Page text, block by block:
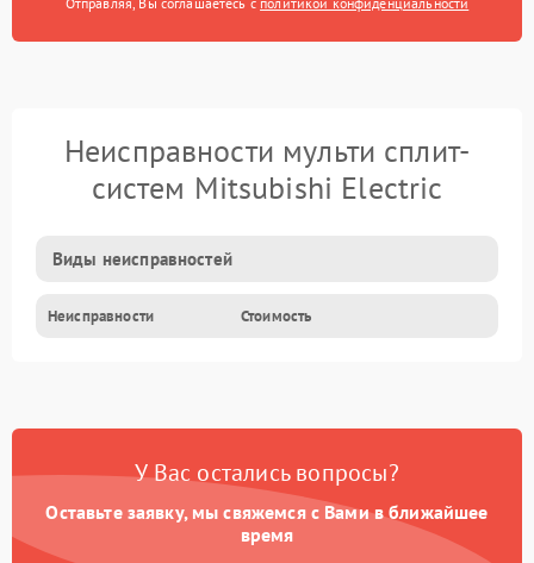
Неисправности мульти сплит-
систем Mitsubishi Electric
Виды неисправностей
Неисправности Стоимость
У Вас остались вопросы?
Оставьте заявку, мы свяжемся с Вами в ближайшее
время